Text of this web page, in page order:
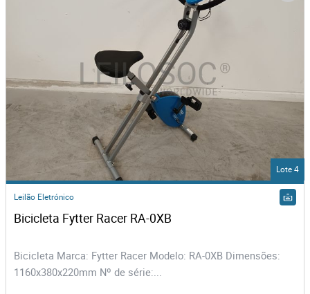
Lote 4
Leilão Eletrónico
Bicicleta Fytter Racer RA-0XB
Bicicleta Marca: Fytter Racer Modelo: RA-0XB Dimensões:
1160x380x220mm Nº de série:...